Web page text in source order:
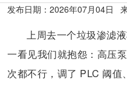
发布日期： 2026年07月04日
上周去一个垃圾渗滤
一看见我们就抱怨：高压
次都不行，调了 PLC 阈